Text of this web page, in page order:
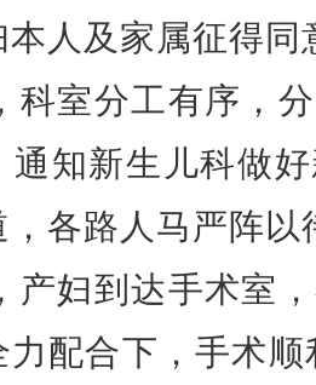
人及家属征得
科室分工有序，
通知新生儿科做
各路人马严阵以
产妇到达手术室
力配合下，手术